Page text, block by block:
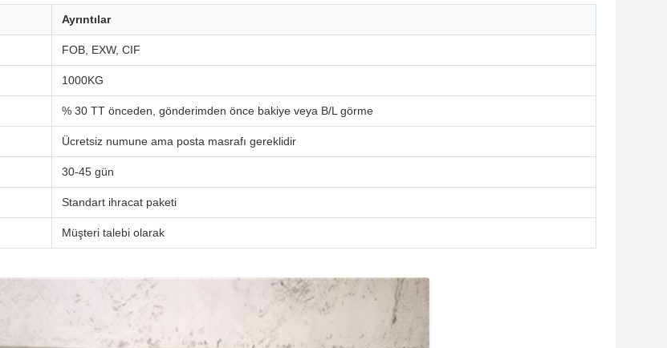
Ayrıntılar
FOB, EXW, CIF
1000KG
% 30 TT önceden, gönderimden önce bakiye veya B/L görme
Ücretsiz numune ama posta masrafı gereklidir
30-45 gün
Standart ihracat paketi
Müşteri talebi olarak